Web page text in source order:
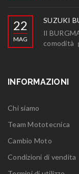
22
MAG
SUZUKI
Il
comodità
INFORMAZIONI
Chi siamo
Team Mototecnica
Cambio Moto
Condizioni di vendita